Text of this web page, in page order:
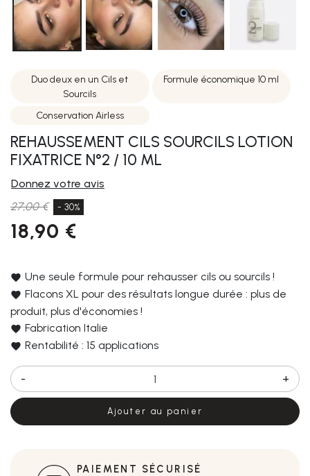
Duo deux en un Cils et
Sourcils
Formule économique 10 ml
Conservation Airless
REHAUSSEMENT CILS SOURCILS LOTION
FIXATRICE N°2 / 10 ML
Donnez votre avis
27,00 €
- 30%
18,90 €
Une seule formule pour rehausser cils ou sourcils !
Flacons XL pour des résultats longue durée : plus de
produit, plus d'économies !
Fabrication Italie
Rentabilité : 15 applications
- +
Ajouter au panier
PAIEMENT SÉCURISÉ